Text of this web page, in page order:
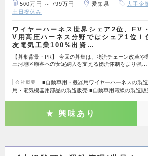
500万円 ～ 799万円 愛知県 大手企
土日祝休み
ワイヤーハーネス世界シェア2位、EV
V用高圧ハーネス分野ではシェア1位！
友電気工業100%出資…
【募集背景・PR】 今回の募集は、物流チェーン改革や
三河地区顧客への安定納入を支える物流体制をより強…
会社概要
■自動車用・機器用ワイヤーハーネスの製
用・電気機器用部品の製造販売 ■自動車用電線の製造
興味あり